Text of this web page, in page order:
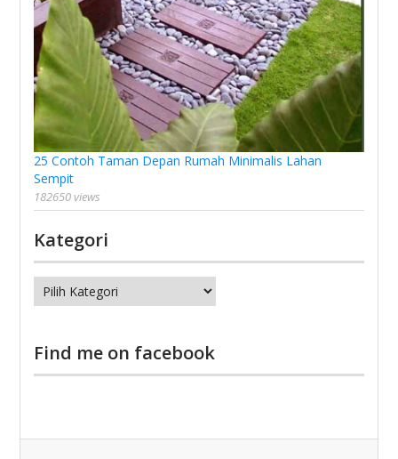
25 Contoh Taman Depan Rumah Minimalis Lahan
Sempit
182650 views
Kategori
Kategori
Find me on facebook